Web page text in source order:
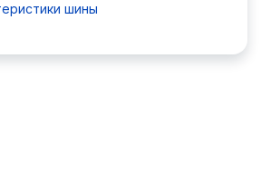
шины